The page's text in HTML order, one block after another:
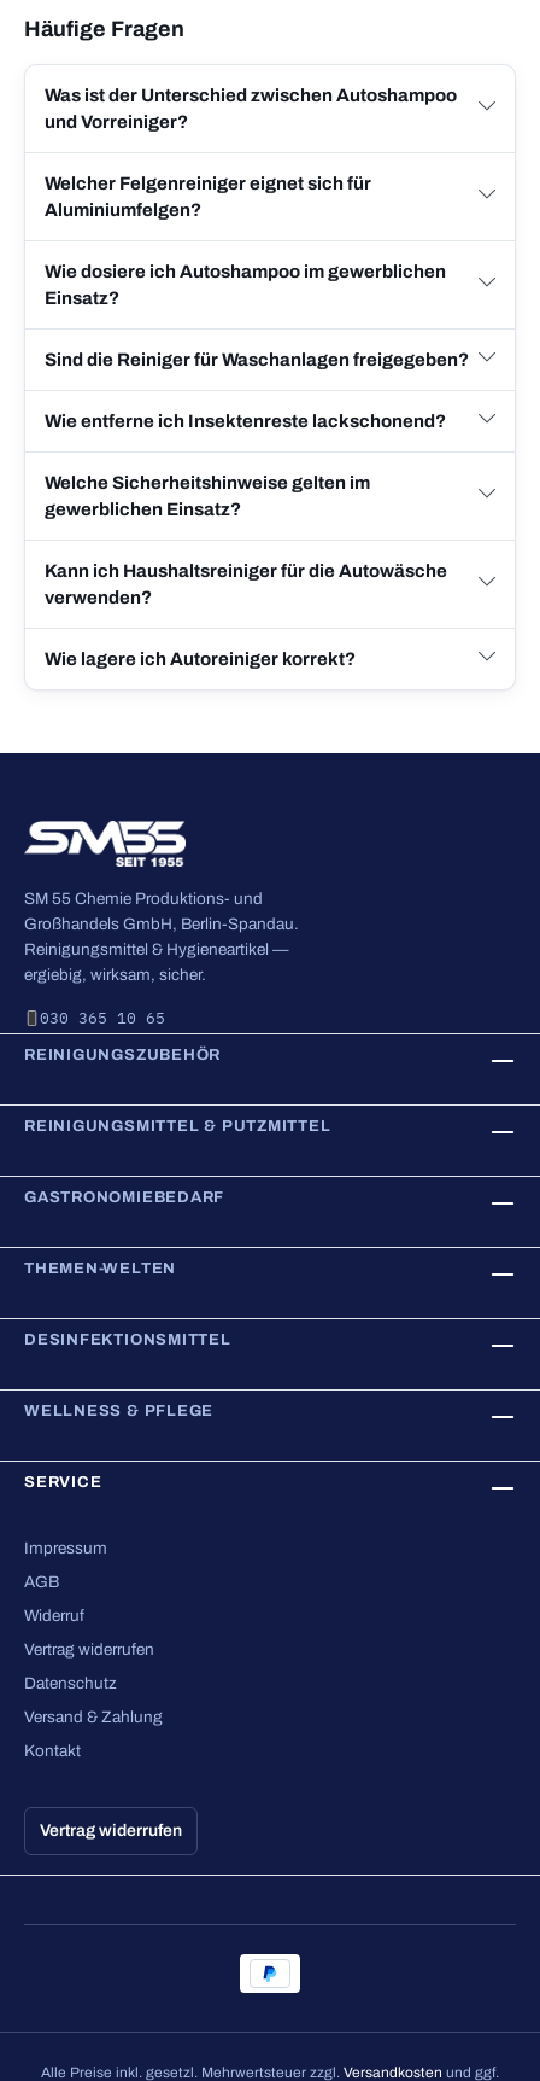
Häufige Fragen
Was ist der Unterschied zwischen Autoshampoo
und Vorreiniger?
Welcher Felgenreiniger eignet sich für
Aluminiumfelgen?
Wie dosiere ich Autoshampoo im gewerblichen
Einsatz?
Sind die Reiniger für Waschanlagen freigegeben?
Wie entferne ich Insektenreste lackschonend?
Welche Sicherheitshinweise gelten im
gewerblichen Einsatz?
Kann ich Haushaltsreiniger für die Autowäsche
verwenden?
Wie lagere ich Autoreiniger korrekt?
SM 55 Chemie Produktions- und
Großhandels GmbH, Berlin-Spandau.
Reinigungsmittel & Hygieneartikel —
ergiebig, wirksam, sicher.
030 365 10 65
REINIGUNGSZUBEHÖR
REINIGUNGSMITTEL & PUTZMITTEL
GASTRONOMIEBEDARF
THEMEN-WELTEN
DESINFEKTIONSMITTEL
WELLNESS & PFLEGE
SERVICE
Impressum
AGB
Widerruf
Vertrag widerrufen
Datenschutz
Versand & Zahlung
Kontakt
Vertrag widerrufen
Alle Preise inkl. gesetzl. Mehrwertsteuer zzgl. Versandkosten und ggf.